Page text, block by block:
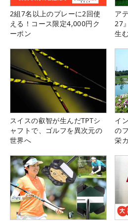
2組7名以上のプレーに2回使
える！コース限定4,000円ク
ーポン
ア
27
生
スイスの叡智が生んだTPTシ
ャフトで、ゴルフを異次元の
世界へ
イ
の
栄